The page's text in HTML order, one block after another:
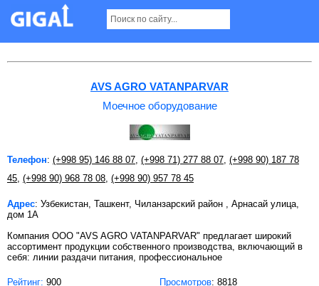
Моечное оборудование в Ташкенте
AVS AGRO VATANPARVAR
Моечное оборудование
Телефон: (+998 95) 146 88 07 (+998 71) 277 88 07 (+998 90) 187 78
45 (+998 90) 968 78 08 (+998 90) 957 78 45
Адрес: Узбекистан, Ташкент, Чиланзарский район , Арнасай улица,
дом 1А
Компания ООО "AVS AGRO VATANPARVAR" предлагает широкий
ассортимент продукции собственного производства, включающий в
себя: линии раздачи питания, профессиональное
Рейтинг: 900 Просмотров: 8818